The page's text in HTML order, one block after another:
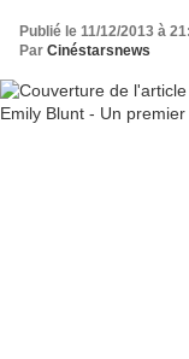
Publié le 11/12/2013 à
Par Cinéstarsnews